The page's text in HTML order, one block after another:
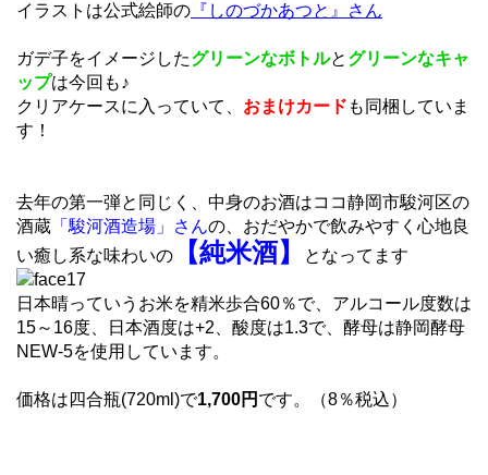
イラストは公式絵師の 『しのづかあつと』さん
ガデ子をイメージしたグリーンなボトルと グリーンなキャ
ップは今回も♪
クリアケースに入っていて、 おまけカード も同梱していま
す！
去年の第一弾と同じく、中身のお酒はココ静岡市駿河区の
酒蔵 「駿河酒造場」さんの、おだやかで飲みやすく心地良
い癒し系な味わいの
【純米酒】 となってます
日本晴っていうお米を精米歩合60％で、アルコール度数は
15～16度、日本酒度は+2、酸度は1.3で、酵母は静岡酵母
NEW-5を使用しています。
価格は四合瓶(720ml)で1,700円 です。（8％税込）